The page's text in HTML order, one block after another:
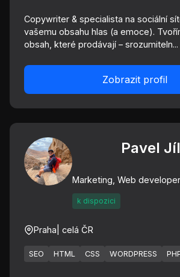
Copywriter & specialista na sociální
vašemu obsahu hlas (a emoce).
obsah, které prodávají – srozumiteln...
Zobrazit profil
Pavel
Marketing, Web
k dispozici
Praha | celá ČR
SEO HTML CSS WORDPRESS